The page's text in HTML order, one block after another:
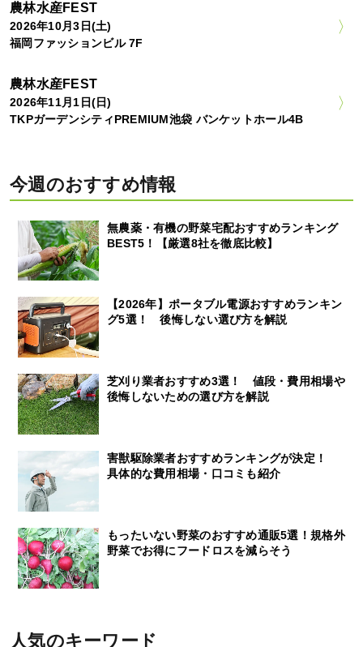
農林水産FEST
2026年10月3日(土)
福岡ファッションビル 7F
農林水産FEST
2026年11月1日(日)
TKPガーデンシティPREMIUM池袋 バンケットホール4B
今週のおすすめ情報
無農薬・有機の野菜宅配おすすめランキング
BEST5！【厳選8社を徹底比較】
【2026年】ポータブル電源おすすめランキン
グ5選！ 後悔しない選び方を解説
芝刈り業者おすすめ3選！ 値段・費用相場や
後悔しないための選び方を解説
害獣駆除業者おすすめランキングが決定！
具体的な費用相場・口コミも紹介
もったいない野菜のおすすめ通販5選！規格外
野菜でお得にフードロスを減らそう
人気のキーワード